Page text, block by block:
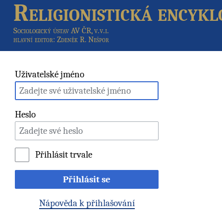
Religionistická
Sociologický ústav AV ČR, v.v.i.
hlavní editor: Zdeněk R. Nešpor
Uživatelské jméno
Heslo
Přihlásit trvale
Přihlásit se
Nápověda k přihlašování